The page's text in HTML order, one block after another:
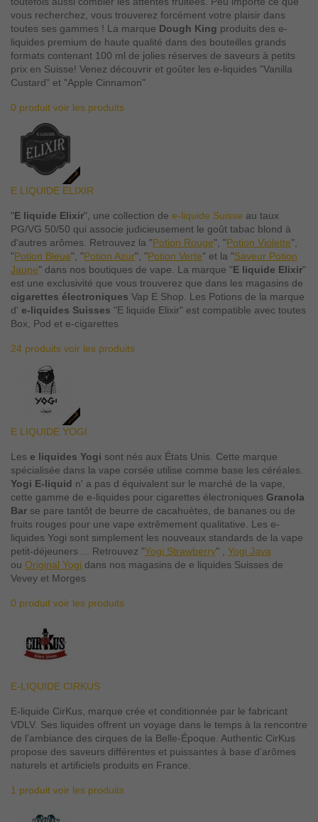
vous recherchez, vous trouverez forcément votre plaisir dans
toutes ses gammes ! La marque Dough King produits des e-
liquides premium de haute qualité dans des bouteilles grands
formats contenant 100 ml de jolies réserves de saveurs à petits
prix en Suisse! Venez découvrir et goûter les e-liquides "Vanilla
Custard" et "Apple Cinnamon"
0 produit voir les produits
E LIQUIDE ELIXIR
"E liquide Elixir", une collection de e-liquide Suisse au taux
PG/VG 50/50 qui associe judicieusement le goût tabac blond à
d'autres arômes. Retrouvez la "Potion Rouge", "Potion Violette",
"Potion Bleue", "Potion Azur", "Potion Verte" et la "Saveur Potion
Jaune" dans nos boutiques de vape. La marque "E liquide Elixir"
est une exclusivité que vous trouverez que dans les magasins de
cigarettes électroniques Vap E Shop. Les Potions de la marque
d' e-liquides Suisses "E liquide Elixir" est compatible avec toutes
Box, Pod et e-cigarettes
24 produits voir les produits
E LIQUIDE YOGI
Les e liquides Yogi sont nés aux États Unis. Cette marque
spécialisée dans la vape corsée utilise comme base les céréales.
Yogi E-liquid n' a pas d équivalent sur le marché de la vape,
cette gamme de e-liquides pour cigarettes électroniques Granola
Bar se pare tantôt de beurre de cacahuètes, de bananes ou de
fruits rouges pour une vape extrêmement qualitative. Les e-
liquides Yogi sont simplement les nouveaux standards de la vape
petit-déjeuners ... Retrouvez "Yogi Strawberry" , Yogi Java
ou Original Yogi dans nos magasins de e liquides Suisses de
Vevey et Morges
0 produit voir les produits
E-LIQUIDE CIRKUS
E-liquide CirKus, marque crée et conditionnée par le fabricant
VDLV. Ses liquides offrent un voyage dans le temps à la rencontre
de l’ambiance des cirques de la Belle-Époque. Authentic CirKus
propose des saveurs différentes et puissantes à base d’arômes
naturels et artificiels produits en France.
1 produit voir les produits